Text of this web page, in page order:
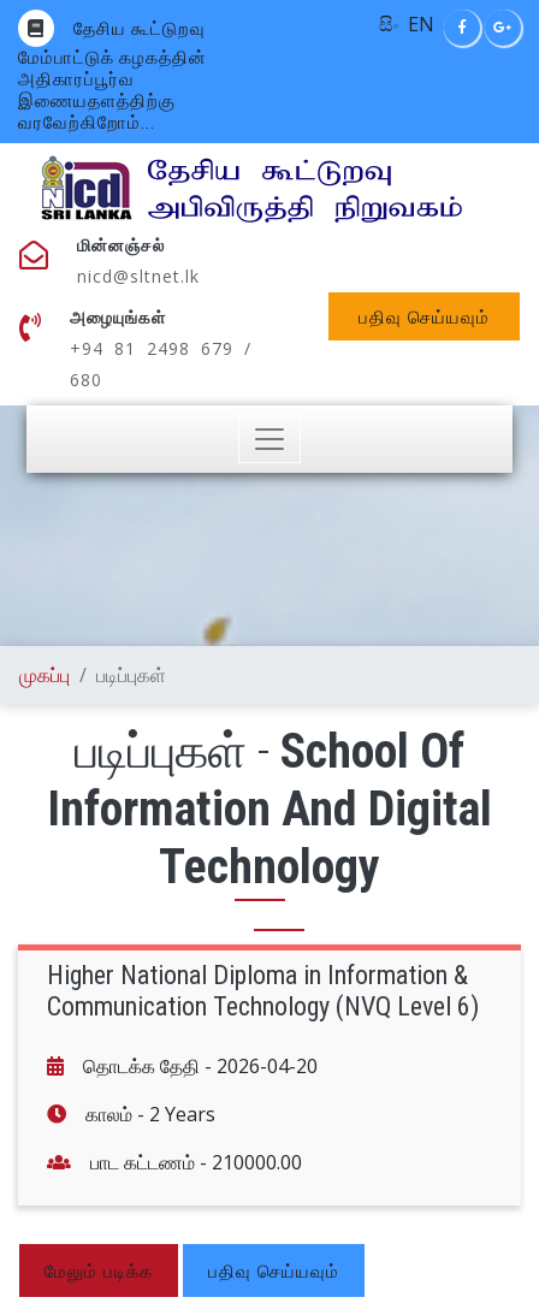
தேசிய கூட்டுறவு
மேம்பாட்டுக் கழகத்தின்
அதிகாரப்பூர்வ
இணையதளத்திற்கு
வரவேற்கிறோம்...
සිං EN
மின்னஞ்சல்
nicd@sltnet.lk
அழையுங்கள்
+94 81 2498 679 /
680
பதிவு செய்யவும்
முகப்பு படிப்புகள்
படிப்புகள் - School Of
Information And Digital
Technology
Higher National Diploma in Information &
Communication Technology (NVQ Level 6)
தொடக்க தேதி - 2026-04-20
காலம் - 2 Years
பாட கட்டணம் - 210000.00
மேலும் படிக்க பதிவு செய்யவும்